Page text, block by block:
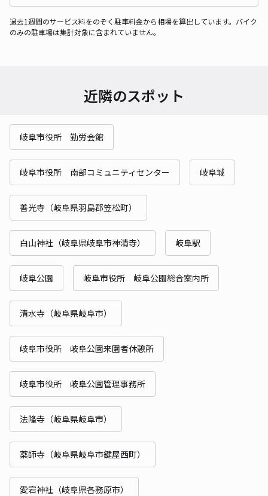
過去1週間のサービス料をのぞく駐車料金から相場を算出しています。バイク
のみの駐車場は集計対象に含まれていません。
近隣のスポット
岐阜市役所 勤労会館
岐阜市役所 南部コミュニティセンター 岐阜城
善光寺（岐阜県羽島郡笠松町）
白山神社（岐阜県岐阜市神清寺） 岐阜駅
岐阜公園 岐阜市役所 岐阜公園総合案内所
清水寺（岐阜県岐阜市）
岐阜市役所 岐阜公園来園者休憩所
岐阜市役所 岐阜公園管理事務所
法隆寺（岐阜県岐阜市）
薬師寺（岐阜県岐阜市鍵屋西町）
愛宕神社（岐阜県各務原市）